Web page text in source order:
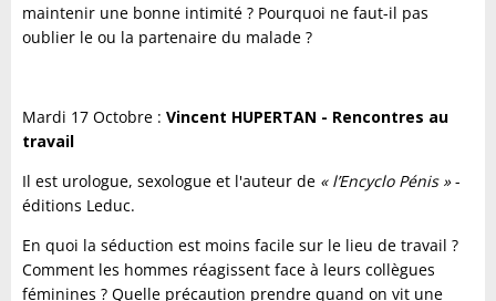
maintenir une bonne intimité ? Pourquoi ne faut-il pas
oublier le ou la partenaire du malade ?
Mardi 17 Octobre : Vincent HUPERTAN - Rencontres au
travail
Il est urologue, sexologue et l'auteur de « l’Encyclo Pénis »-
éditions Leduc.
En quoi la séduction est moins facile sur le lieu de travail ?
Comment les hommes réagissent face à leurs collègues
féminines ? Quelle précaution prendre quand on vit une